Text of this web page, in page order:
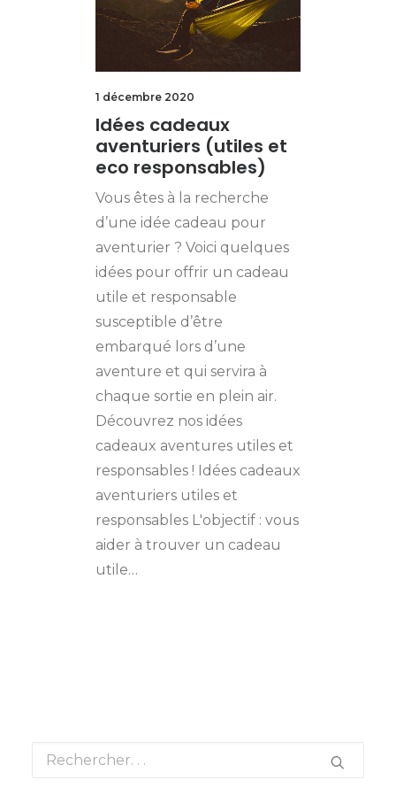
1 décembre 2020
Idées cadeaux
aventuriers (utiles et
eco responsables)
Vous êtes à la recherche
d’une idée cadeau pour
aventurier ? Voici quelques
idées pour offrir un cadeau
utile et responsable
susceptible d’être
embarqué lors d’une
aventure et qui servira à
chaque sortie en plein air.
Découvrez nos idées
cadeaux aventures utiles et
responsables ! Idées cadeaux
aventuriers utiles et
responsables L'objectif : vous
aider à trouver un cadeau
utile…